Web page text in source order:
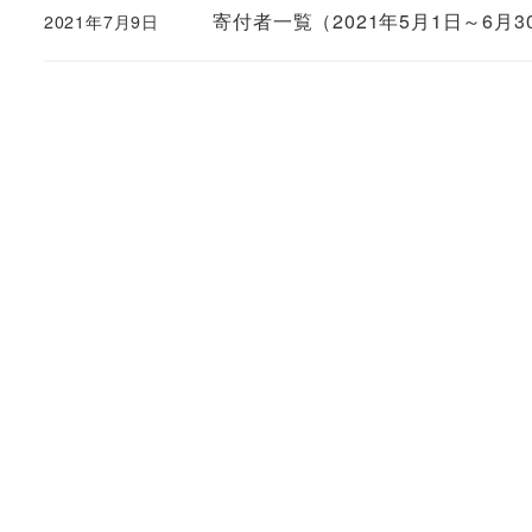
寄付者一覧（2021年5月1日～6月
2021年7月9日